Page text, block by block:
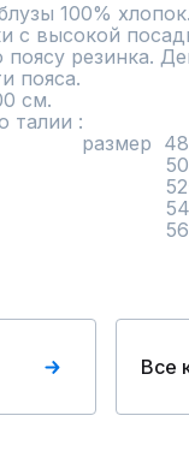
100% хлопок.
с высокой
поясу резинка.
пояса.
см.
талии :
Все